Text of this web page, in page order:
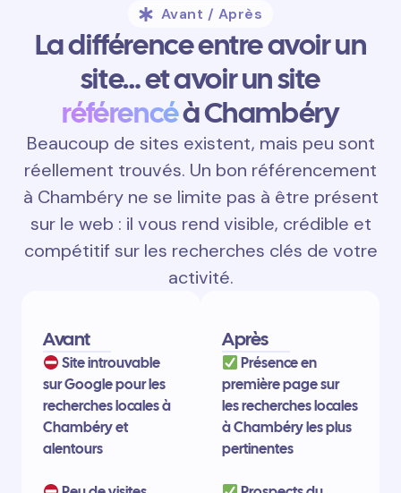
Avant / Après
La différence entre avoir un
site… et avoir un site
référencéà Chambéry
Beaucoup de sites existent, mais peu sont
réellement trouvés. Un bon référencement
à Chambéry ne se limite pas à être présent
sur le web : il vous rend visible, crédible et
compétitif sur les recherches clés de votre
activité.
Avant
Site introuvable
sur Google pour les
recherches locales à
Chambéry et
alentours
Après
Présence en
première page sur
les recherches locales
à Chambéry les plus
pertinentes